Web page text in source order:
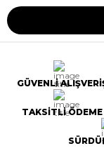
GÜVENLİ
TAKSİTLİ ÖDEME